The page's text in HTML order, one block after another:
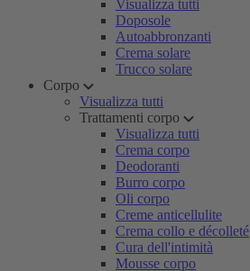
Visualizza tutti
Doposole
Autoabbronzanti
Crema solare
Trucco solare
Corpo
Visualizza tutti
Trattamenti corpo
Visualizza tutti
Crema corpo
Deodoranti
Burro corpo
Oli corpo
Creme anticellulite
Crema collo e décolleté
Cura dell'intimità
Mousse corpo